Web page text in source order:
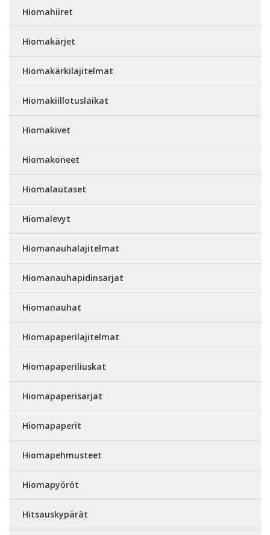
Hiomahiiret
Hiomakärjet
Hiomakärkilajitelmat
Hiomakiillotuslaikat
Hiomakivet
Hiomakoneet
Hiomalautaset
Hiomalevyt
Hiomanauhalajitelmat
Hiomanauhapidinsarjat
Hiomanauhat
Hiomapaperilajitelmat
Hiomapaperiliuskat
Hiomapaperisarjat
Hiomapaperit
Hiomapehmusteet
Hiomapyöröt
Hitsauskypärät